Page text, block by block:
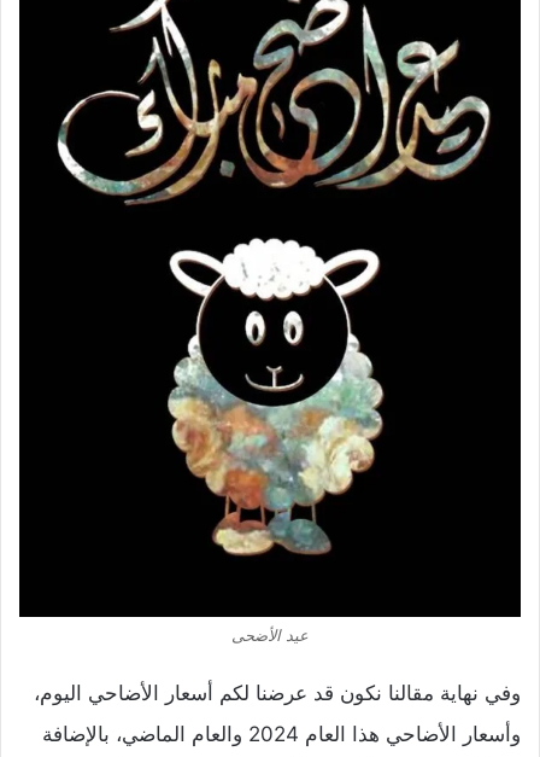
عيد الأضحى
وفي نهاية مقالنا نكون قد عرضنا لكم أسعار الأضاحي اليوم،
وأسعار الأضاحي هذا العام 2024 والعام الماضي، بالإضافة